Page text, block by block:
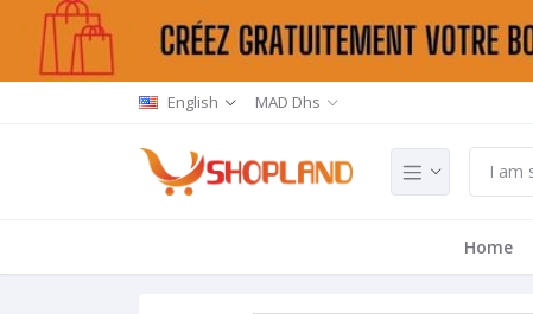
English MAD Dhs
Home